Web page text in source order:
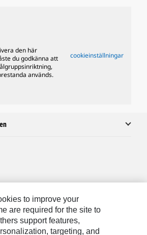
den här
du godkänna att
används.
cookieinställningar
to improve your
are required for the site to
support features,
targeting, and